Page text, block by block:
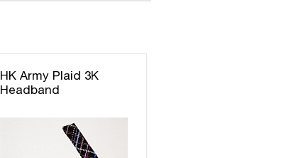
HK Army Plaid 3K
Headband